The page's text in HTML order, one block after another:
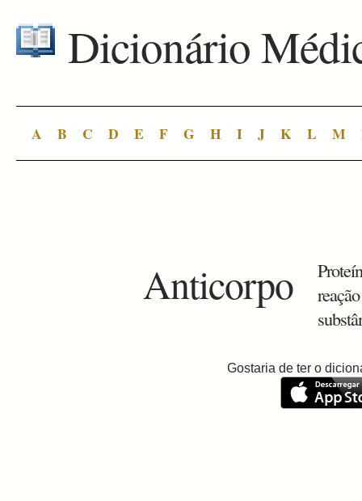
Dicionário
A B C D E F G H I J K L M
Anticorpo
Gostaria de ter o